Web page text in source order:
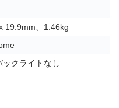
19.9mm、1.46kg
クライトなし